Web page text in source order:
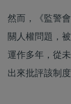
然而，《監警
關人權問題，
運作多年，從
出來批評該制度